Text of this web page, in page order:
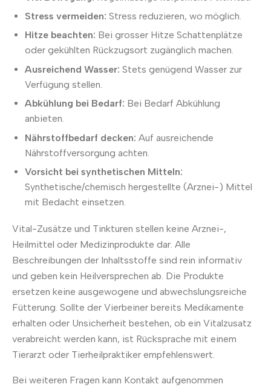
Stress vermeiden: Stress reduzieren, wo möglich.
Hitze beachten: Bei grosser Hitze Schattenplätze
oder gekühlten Rückzugsort zugänglich machen.
Ausreichend Wasser: Stets genügend Wasser zur
Verfügung stellen.
Abkühlung bei Bedarf: Bei Bedarf Abkühlung
anbieten.
Nährstoffbedarf decken: Auf ausreichende
Nährstoffversorgung achten.
Vorsicht bei synthetischen Mitteln:
Synthetische/chemisch hergestellte (Arznei-) Mittel
mit Bedacht einsetzen.
Vital-Zusätze und Tinkturen stellen keine Arznei-,
Heilmittel oder Medizinprodukte dar. Alle
Beschreibungen der Inhaltsstoffe sind rein informativ
und geben kein Heilversprechen ab. Die Produkte
ersetzen keine ausgewogene und abwechslungsreiche
Fütterung. Sollte der Vierbeiner bereits Medikamente
erhalten oder Unsicherheit bestehen, ob ein Vitalzusatz
verabreicht werden kann, ist Rücksprache mit einem
Tierarzt oder Tierheilpraktiker empfehlenswert.
Bei weiteren Fragen kann Kontakt aufgenommen